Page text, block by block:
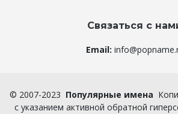
Связаться с
Email:
© 2007-2023 Популярные имена
с указанием активной обратной